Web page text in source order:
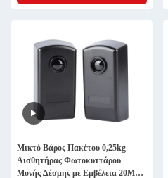
λειτουργία
Μικτό Βάρος Πακέτου 0,25kg
Αισθητήρας Φωτοκυττάρου
Μονής Δέσμης με Εμβέλεια 20M